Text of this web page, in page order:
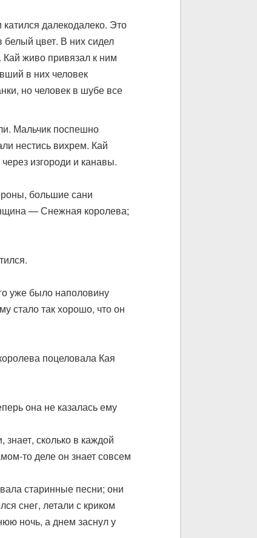
далекодалеко. Это
цвет. В них сидел
живо привязал к ним
в них человек
но человек в шубе все
Мальчик поспешно
нестись вихрем. Кай
изгороди и канавы.
большие сани
— Снежная королева;
уже было наполовину
стало так хорошо, что он
поцеловала Кая
она не казалась ему
сколько в каждой
то деле он знает совсем
старинные песни; они
снег, летали с криком
ночь, а днем заснул у